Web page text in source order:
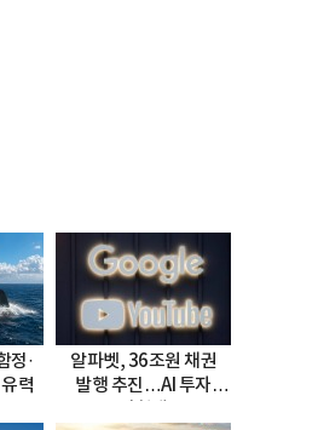
정·
력
알파벳, 36조원 채권
발행 추진…AI 투자